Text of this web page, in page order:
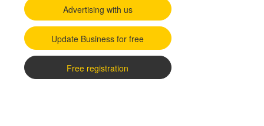
Advertising with us
Update Business for free
Free registration